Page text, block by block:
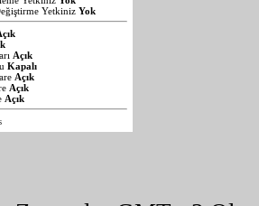
Yetkiniz Yok
Açık
Kapalı
are Açık
Açık
Açık